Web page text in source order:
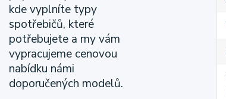
kde vyplníte typy
spotřebičů, které
potřebujete a my vám
vypracujeme cenovou
nabídku námi
doporučených modelů.